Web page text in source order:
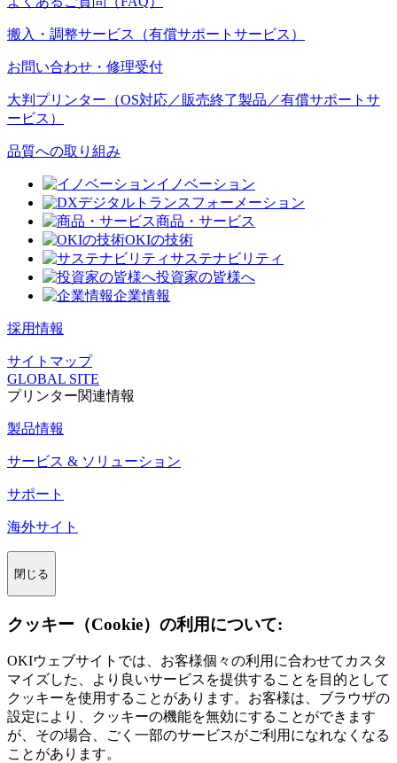
搬入・調整サービス（有償サポートサービス）
お問い合わせ・修理受付
大判プリンター（OS対応／販売終了製品／有償サポートサ
ービス）
品質への取り組み
イノベーション
デジタルトランスフォーメーション
商品・サービス
OKIの技術
サステナビリティ
投資家の皆様へ
企業情報
採用情報
サイトマップ
GLOBAL SITE
プリンター関連情報
製品情報
サービス & ソリューション
サポート
海外サイト
閉じる
クッキー（Cookie）の利用について:
OKIウェブサイトでは、お客様個々の利用に合わせてカスタ
マイズした、より良いサービスを提供することを目的として
クッキーを使用することがあります。お客様は、ブラウザの
設定により、クッキーの機能を無効にすることができます
が、その場合、ごく一部のサービスがご利用になれなくなる
ことがあります。